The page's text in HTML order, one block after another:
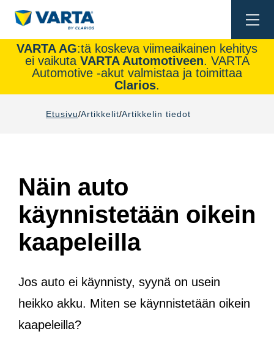
VARTA AG:tä koskeva viimeaikainen kehitys
ei vaikuta VARTA Automotiveen. VARTA
Automotive -akut valmistaa ja toimittaa
Clarios.
Etusivu Artikkelit Artikkelin tiedot
Näin auto
käynnistetään oikein
kaapeleilla
Jos auto ei käynnisty, syynä on usein
heikko akku. Miten se käynnistetään oikein
kaapeleilla?